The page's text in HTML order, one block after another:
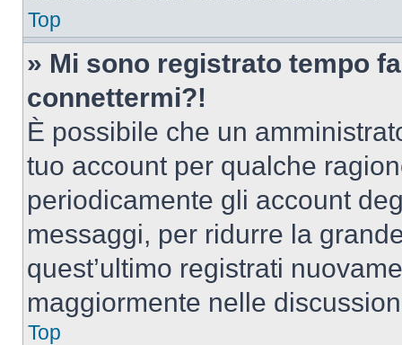
Top
» Mi sono registrato tempo
connettermi?!
È possibile che un
tuo account per qualche
periodicamente gli account
messaggi, per ridurre la
quest’ultimo registrati
maggiormente nelle
Top